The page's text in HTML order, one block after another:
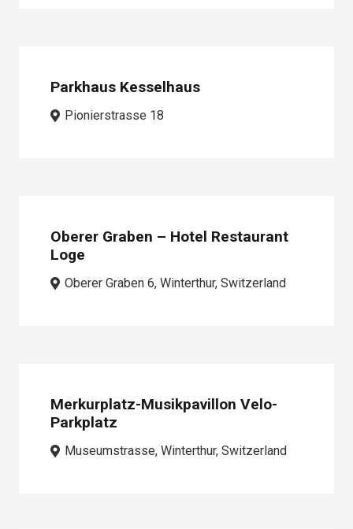
Parkhaus Kesselhaus
Pionierstrasse 18
Oberer Graben – Hotel Restaurant
Loge
Oberer Graben 6, Winterthur, Switzerland
Merkurplatz-Musikpavillon Velo-
Parkplatz
Museumstrasse, Winterthur, Switzerland